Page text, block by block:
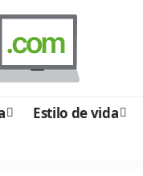
Estilo de vida